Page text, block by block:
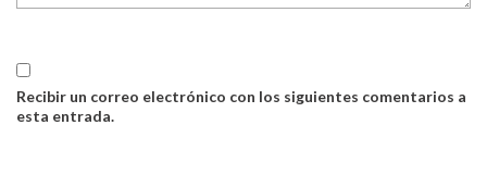
Recibir un correo electrónico con los siguientes comentarios a
esta entrada.